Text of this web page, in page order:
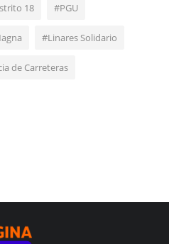
18 #PGU
#Linares Solidario
de Carreteras